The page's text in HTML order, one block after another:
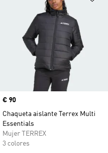
Precio
€ 90
Chaqueta aislante Terrex Multi
Essentials
Mujer TERREX
3 colores